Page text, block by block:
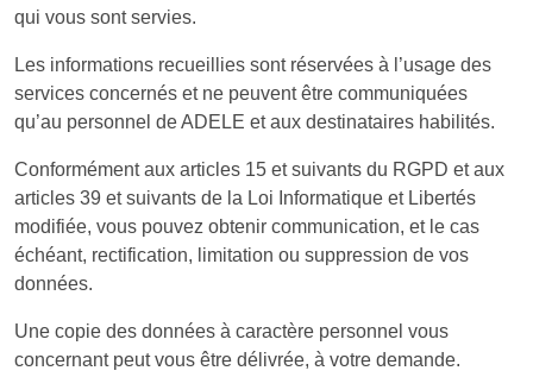
qui vous sont servies.
Les informations recueillies sont réservées à l’usage des
services concernés et ne peuvent être communiquées
qu’au personnel de ADELE et aux destinataires habilités.
Conformément aux articles 15 et suivants du RGPD et aux
articles 39 et suivants de la Loi Informatique et Libertés
modifiée, vous pouvez obtenir communication, et le cas
échéant, rectification, limitation ou suppression de vos
données.
Une copie des données à caractère personnel vous
concernant peut vous être délivrée, à votre demande.